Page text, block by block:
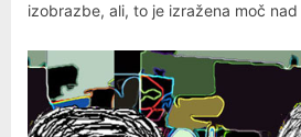
izobrazbe, ali, to je izražena moč